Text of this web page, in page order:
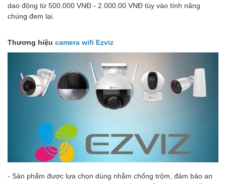
dao động từ 500.000 VNĐ - 2.000.00 VNĐ tùy vào tính năng
chúng đem lại.
Thương hiệu camera wifi Ezviz
- Sản phẩm được lựa chọn dùng nhằm chống trộm, đảm bảo an